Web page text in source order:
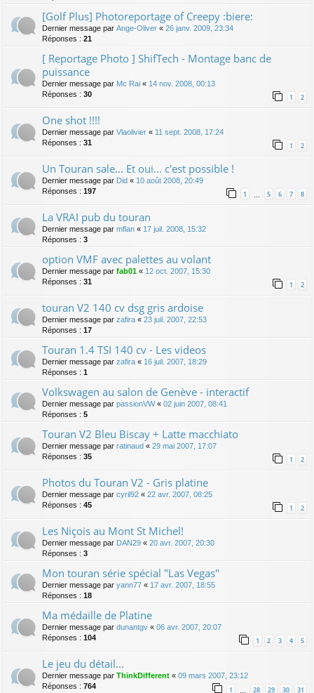
[Golf Plus] Photoreportage of Creepy :biere:
Dernier message par Ange-Oliver « 26 janv. 2009, 23:34
Réponses : 21
[ Reportage Photo ] ShifTech - Montage banc de
puissance
Dernier message par Mc Rai « 14 nov. 2008, 00:13
Réponses : 30 1 2
One shot !!!!
Dernier message par Vlaolivier « 11 sept. 2008, 17:24
Réponses : 31 1 2
Un Touran sale... Et oui... c'est possible !
Dernier message par Did « 10 août 2008, 20:49
Réponses : 197 1 … 5 6 7 8
La VRAI pub du touran
Dernier message par mflan « 17 juil. 2008, 15:32
Réponses : 3
option VMF avec palettes au volant
Dernier message par fab01 « 12 oct. 2007, 15:30
Réponses : 31 1 2
touran V2 140 cv dsg gris ardoise
Dernier message par zafira « 23 juil. 2007, 22:53
Réponses : 17
Touran 1.4 TSI 140 cv - Les videos
Dernier message par zafira « 16 juil. 2007, 18:29
Réponses : 1
Volkswagen au salon de Genève - interactif
Dernier message par passionVW« 02 juin 2007, 08:41
Réponses : 5
Touran V2 Bleu Biscay + Latte macchiato
Dernier message par ratinaud « 29 mai 2007, 17:07
Réponses : 35 1 2
Photos du Touran V2 - Gris platine
Dernier message par cyril92 « 22 avr. 2007, 08:25
Réponses : 45 1 2
Les Niçois au Mont St Michel!
Dernier message par DAN29 « 20 avr. 2007, 20:30
Réponses : 3
Mon touran série spécial "Las Vegas"
Dernier message par yann77 « 17 avr. 2007, 18:55
Réponses : 18
Ma médaille de Platine
Dernier message par dunantgv « 06 avr. 2007, 20:07
Réponses : 104 1 2 3 4 5
Le jeu du détail...
Dernier message par ThinkDifferent « 09 mars 2007, 23:12
Réponses : 764 1 28 29 30 31